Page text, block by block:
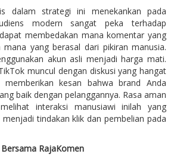
dalam strategi ini menekankan pada
modern sangat peka terhadap
membedakan mana komentar yang
yang berasal dari pikiran manusia.
akun asli menjadi harga mati.
muncul dengan diskusi yang hangat
kesan bahwa brand Anda
baik dengan pelanggannya. Rasa aman
interaksi manusiawi inilah yang
tindakan klik dan pembelian pada
RajaKomen